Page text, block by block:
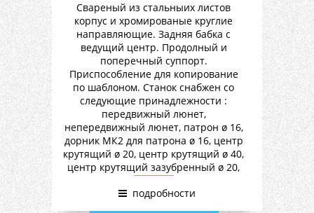
Свареный из стальныих листов
корпус и хромированые круглие
направляющие. Задняя бабка с
ведущий центр. Продолный и
поперечный суппорт.
Приспособление для копирование
по шаблоном. Станок снабжен со
следующие принадлежности :
передвижный люнет,
непередвижный люнет, патрон ø 16,
дорник МК2 для патрона ø 16, центр
крутящий ø 20, центр крутящий ø 40,
центр крутящий зазубренный ø 20,
центр крутящий зазубренный ø 40,
втулка ведущая конусная ø 40,
подробности